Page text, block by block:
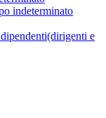
indeterminato
e